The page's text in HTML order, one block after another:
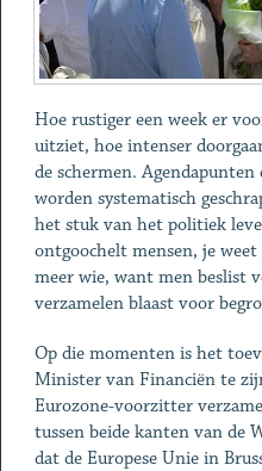
Hoe rustiger een week er
uitziet, hoe intenser
de schermen.
worden systematisch
het stuk van het politiek
ontgoochelt mensen, je
meer wie, want men beslist
verzamelen blaast voor
Op die momenten is het
Minister van Financiën te
Eurozone-voorzitter
tussen beide kanten van de
dat de Europese Unie in